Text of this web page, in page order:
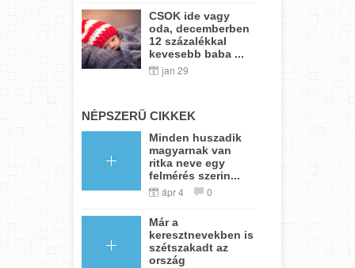
CSOK ide vagy
oda, decemberben
12 százalékkal
kevesebb baba ...
jan 29
NÉPSZERŰ CIKKEK
Minden huszadik
magyarnak van
ritka neve egy
felmérés szerin...
ápr 4 0
Már a
keresztnevekben is
szétszakadt az
ország